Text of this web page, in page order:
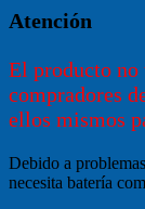
Atención
El producto no
compradores
ellos mismos
Debido a
necesita batería